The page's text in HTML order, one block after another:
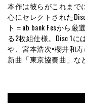
本作は彼らがこれまで
心にセレクトされた
ト＝ab bank Fesから
る2枚組仕様。Disc 1に
や、宮本浩次×櫻井和
新曲「東京協奏曲」な